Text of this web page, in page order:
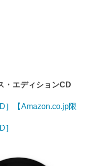
・エディションCD
］【Amazon.co.jp限
］